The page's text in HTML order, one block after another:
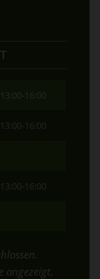
13:00-16:00
13:00-16:00
13:00-16:00
angezeigt.